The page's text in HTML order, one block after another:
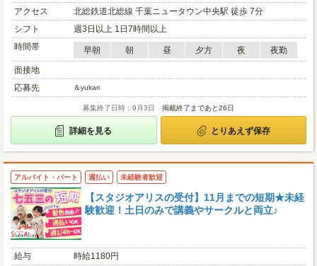
アクセス
北総鉄道北総線 千葉ニュータウン中央駅 徒歩 7分
シフト
週3日以上 1日7時間以上
時間帯
早朝 朝 昼 夕方 夜
夜勤
面接地
応募先
＆yukari
募集終了日時：9月3日 掲載終了まであと26日
詳細を見る とりあえず保存
アルバイト・パート 週払い 未経験者歓迎
【スタジオアリスの受付】11月までの短期★未経
験歓迎！土日のみで講義やサークルと両立♪
給与
時給1180円